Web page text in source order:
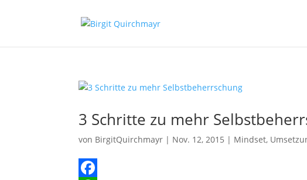
3 Schritte zu mehr
von BirgitQuirchmayr | Nov. 12, 2015 | Mindset,